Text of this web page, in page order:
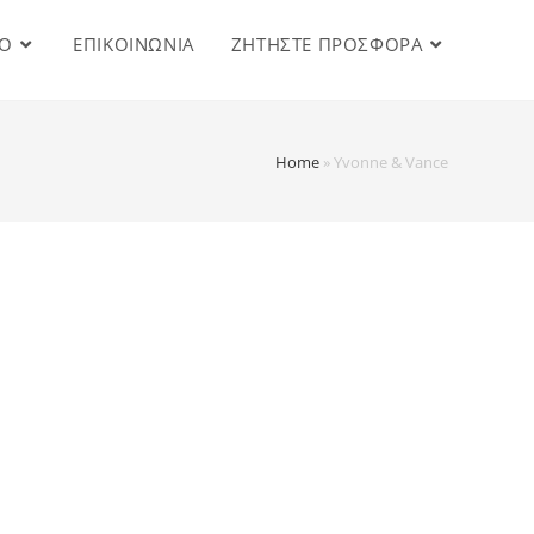
ΕΠΙΚΟΙΝΩΝΙΑ ΖΗΤΗΣΤΕ ΠΡΟΣΦΟΡΑ
Home »Yvonne & Vance